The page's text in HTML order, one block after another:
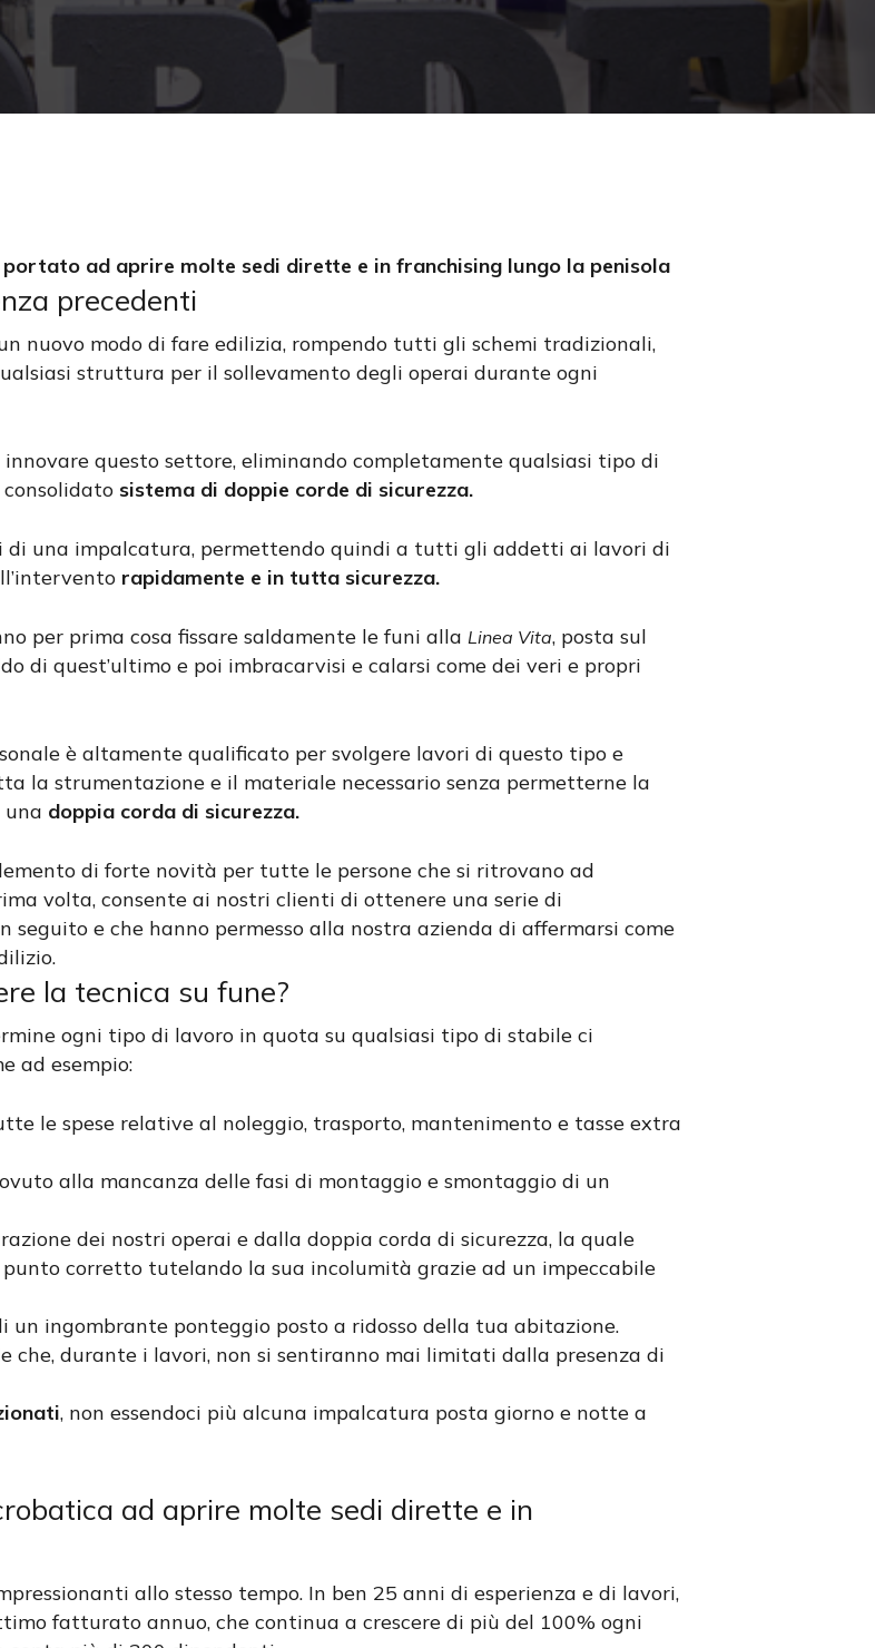
ad aprire molte sedi dirette e in franchising lungo la penisola
precedenti
nuovo modo di fare edilizia, rompendo tutti gli schemi tradizionali,
struttura per il sollevamento degli operai durante ogni
questo settore, eliminando completamente qualsiasi tipo di
sistema di doppie corde di sicurezza.
di una impalcatura, permettendo quindi a tutti gli addetti ai lavori di
rapidamente e in tutta sicurezza.
per prima cosa fissare saldamente le funi alla Linea Vita, posta sul
di quest’ultimo e poi imbracarvisi e calarsi come dei veri e propri
è altamente qualificato per svolgere lavori di questo tipo e
la strumentazione e il materiale necessario senza permetterne la
una doppia corda di sicurezza.
di forte novità per tutte le persone che si ritrovano ad
volta, consente ai nostri clienti di ottenere una serie di
e che hanno permesso alla nostra azienda di affermarsi come
la tecnica su fune?
ogni tipo di lavoro in quota su qualsiasi tipo di stabile ci
ad esempio:
le spese relative al noleggio, trasporto, mantenimento e tasse extra
alla mancanza delle fasi di montaggio e smontaggio di un
dei nostri operai e dalla doppia corda di sicurezza, la quale
corretto tutelando la sua incolumità grazie ad un impeccabile
un ingombrante ponteggio posto a ridosso della tua abitazione.
che, durante i lavori, non si sentiranno mai limitati dalla presenza di
, non essendoci più alcuna impalcatura posta giorno e notte a
ad aprire molte sedi dirette e in
allo stesso tempo. In ben 25 anni di esperienza e di lavori,
fatturato annuo, che continua a crescere di più del 100% ogni